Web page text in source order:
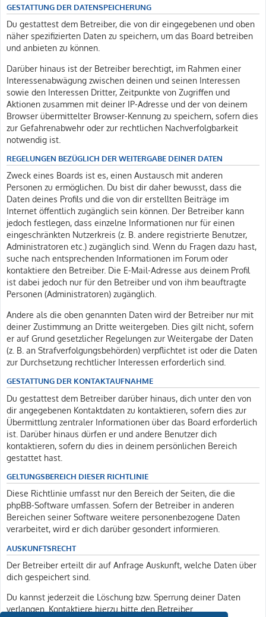
GESTATTUNG DER DATENSPEICHERUNG
Du gestattest dem Betreiber, die von dir eingegebenen und oben
näher spezifizierten Daten zu speichern, um das Board betreiben
und anbieten zu können.
Darüber hinaus ist der Betreiber berechtigt, im Rahmen einer
Interessenabwägung zwischen deinen und seinen Interessen
sowie den Interessen Dritter, Zeitpunkte von Zugriffen und
Aktionen zusammen mit deiner IP-Adresse und der von deinem
Browser übermittelter Browser-Kennung zu speichern, sofern dies
zur Gefahrenabwehr oder zur rechtlichen Nachverfolgbarkeit
notwendig ist.
REGELUNGEN BEZÜGLICH DER WEITERGABE DEINER DATEN
Zweck eines Boards ist es, einen Austausch mit anderen
Personen zu ermöglichen. Du bist dir daher bewusst, dass die
Daten deines Profils und die von dir erstellten Beiträge im
Internet öffentlich zugänglich sein können. Der Betreiber kann
jedoch festlegen, dass einzelne Informationen nur für einen
eingeschränkten Nutzerkreis (z. B. andere registrierte Benutzer,
Administratoren etc.) zugänglich sind. Wenn du Fragen dazu hast,
suche nach entsprechenden Informationen im Forum oder
kontaktiere den Betreiber. Die E-Mail-Adresse aus deinem Profil
ist dabei jedoch nur für den Betreiber und von ihm beauftragte
Personen (Administratoren) zugänglich.
Andere als die oben genannten Daten wird der Betreiber nur mit
deiner Zustimmung an Dritte weitergeben. Dies gilt nicht, sofern
er auf Grund gesetzlicher Regelungen zur Weitergabe der Daten
(z. B. an Strafverfolgungsbehörden) verpflichtet ist oder die Daten
zur Durchsetzung rechtlicher Interessen erforderlich sind.
GESTATTUNG DER KONTAKTAUFNAHME
Du gestattest dem Betreiber darüber hinaus, dich unter den von
dir angegebenen Kontaktdaten zu kontaktieren, sofern dies zur
Übermittlung zentraler Informationen über das Board erforderlich
ist. Darüber hinaus dürfen er und andere Benutzer dich
kontaktieren, sofern du dies in deinem persönlichen Bereich
gestattet hast.
GELTUNGSBEREICH DIESER RICHTLINIE
Diese Richtlinie umfasst nur den Bereich der Seiten, die die
phpBB-Software umfassen. Sofern der Betreiber in anderen
Bereichen seiner Software weitere personenbezogene Daten
verarbeitet, wird er dich darüber gesondert informieren.
AUSKUNFTSRECHT
Der Betreiber erteilt dir auf Anfrage Auskunft, welche Daten über
dich gespeichert sind.
Du kannst jederzeit die Löschung bzw. Sperrung deiner Daten
verlangen. Kontaktiere hierzu bitte den Betreiber.